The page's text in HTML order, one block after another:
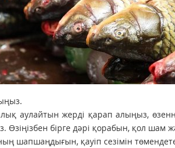
аулайтын жерді қарап алыңыз,
Өзіңізбен бірге дәрі қорабын, қол
шапшаңдығын, қауіп сезімін